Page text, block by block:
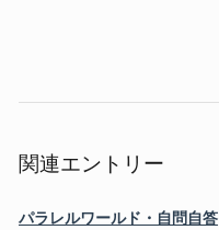
関連エントリー
パラレルワールド・自問自答